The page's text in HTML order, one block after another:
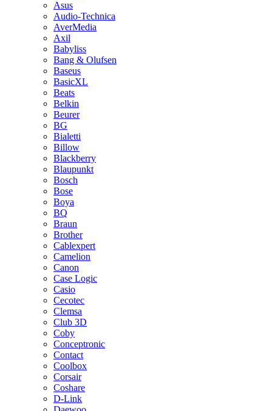
Asus
Audio-Technica
AverMedia
Axil
Babyliss
Bang & Olufsen
Baseus
BasicXL
Beats
Belkin
Beurer
BG
Bialetti
Billow
Blackberry
Blaupunkt
Bosch
Bose
Boya
BQ
Braun
Brother
Cablexpert
Camelion
Canon
Case Logic
Casio
Cecotec
Clemsa
Club 3D
Coby
Conceptronic
Contact
Coolbox
Corsair
Coshare
D-Link